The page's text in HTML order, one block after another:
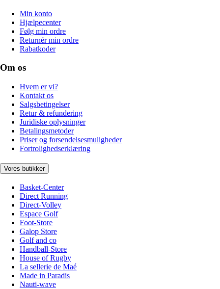
Min konto
Hjælpecenter
Følg min ordre
Returnér min ordre
Rabatkoder
Om os
Hvem er vi?
Kontakt os
Salgsbetingelser
Retur & refundering
Juridiske oplysninger
Betalingsmetoder
Priser og forsendelsesmuligheder
Fortrolighedserklæring
Vores butikker
Basket-Center
Direct Running
Direct-Volley
Espace Golf
Foot-Store
Galop Store
Golf and co
Handball-Store
House of Rugby
La sellerie de Maé
Made in Paradis
Nauti-wave